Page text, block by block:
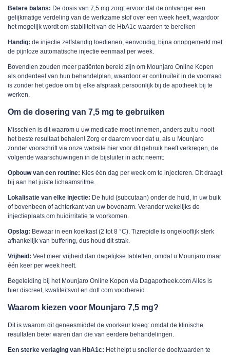
Betere balans: De dosis van 7,5 mg zorgt ervoor dat de ontvanger een
gelijkmatige verdeling van de werkzame stof over een week heeft, waardoor
het mogelijk wordt om stabiliteit van de HbA1c-waarden te bereiken
Handig: de injectie zelfstandig toedienen, eenvoudig, bijna onopgemerkt met
de pijnloze automatische injectie eenmaal per week.
Bovendien zouden meer patiënten bereid zijn om Mounjaro Online Kopen
als onderdeel van hun behandelplan, waardoor er continuïteit in de voorraad
is zonder het gedoe om bij elke afspraak persoonlijk bij de apotheek bij te
werken.
Om de dosering van 7,5 mg te gebruiken
Misschien is dit waarom u uw medicatie moet innemen, anders zult u nooit
het beste resultaat behalen! Zorg er daarom voor dat u, als u Mounjaro
zonder voorschrift via onze website hier voor dit gebruik heeft verkregen, de
volgende waarschuwingen in de bijsluiter in acht neemt:
Opbouw van een routine: Kies één dag per week om te injecteren. Dit draagt
bij aan het juiste lichaamsritme.
Lokalisatie van elke injectie: De huid (subcutaan) onder de huid, in uw buik
of bovenbeen of achterkant van uw bovenarm. Verander wekelijks de
injectieplaats om huidirritatie te voorkomen.
Opslag: Bewaar in een koelkast (2 tot 8 °C). Tizrepidle is ongelooflijk sterk
afhankelijk van buffering, dus houd dit strak.
Vrijheid: Veel meer vrijheid dan dagelijkse tabletten, omdat u Mounjaro maar
één keer per week heeft.
Begeleiding bij het Mounjaro Online Kopen via Dagapotheek.com Alles is
hier discreet, kwaliteitsvol en dott com voorbereid.
Waarom kiezen voor Mounjaro 7,5 mg?
Dit is waarom dit geneesmiddel de voorkeur kreeg: omdat de klinische
resultaten beter waren dan die van eerdere behandelingen.
Een sterke verlaging van HbA1c: Het helpt u sneller de doelwaarden te